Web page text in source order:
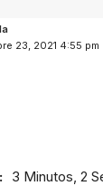
23, 2021 4:55 pm
3 Minutos, 2